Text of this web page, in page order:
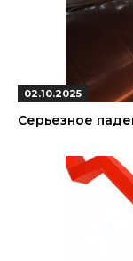
02.10.2025
Серьезное